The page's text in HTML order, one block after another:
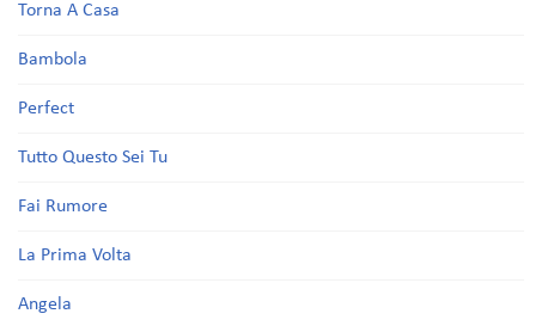
Torna A Casa
Bambola
Perfect
Tutto Questo Sei Tu
Fai Rumore
La Prima Volta
Angela